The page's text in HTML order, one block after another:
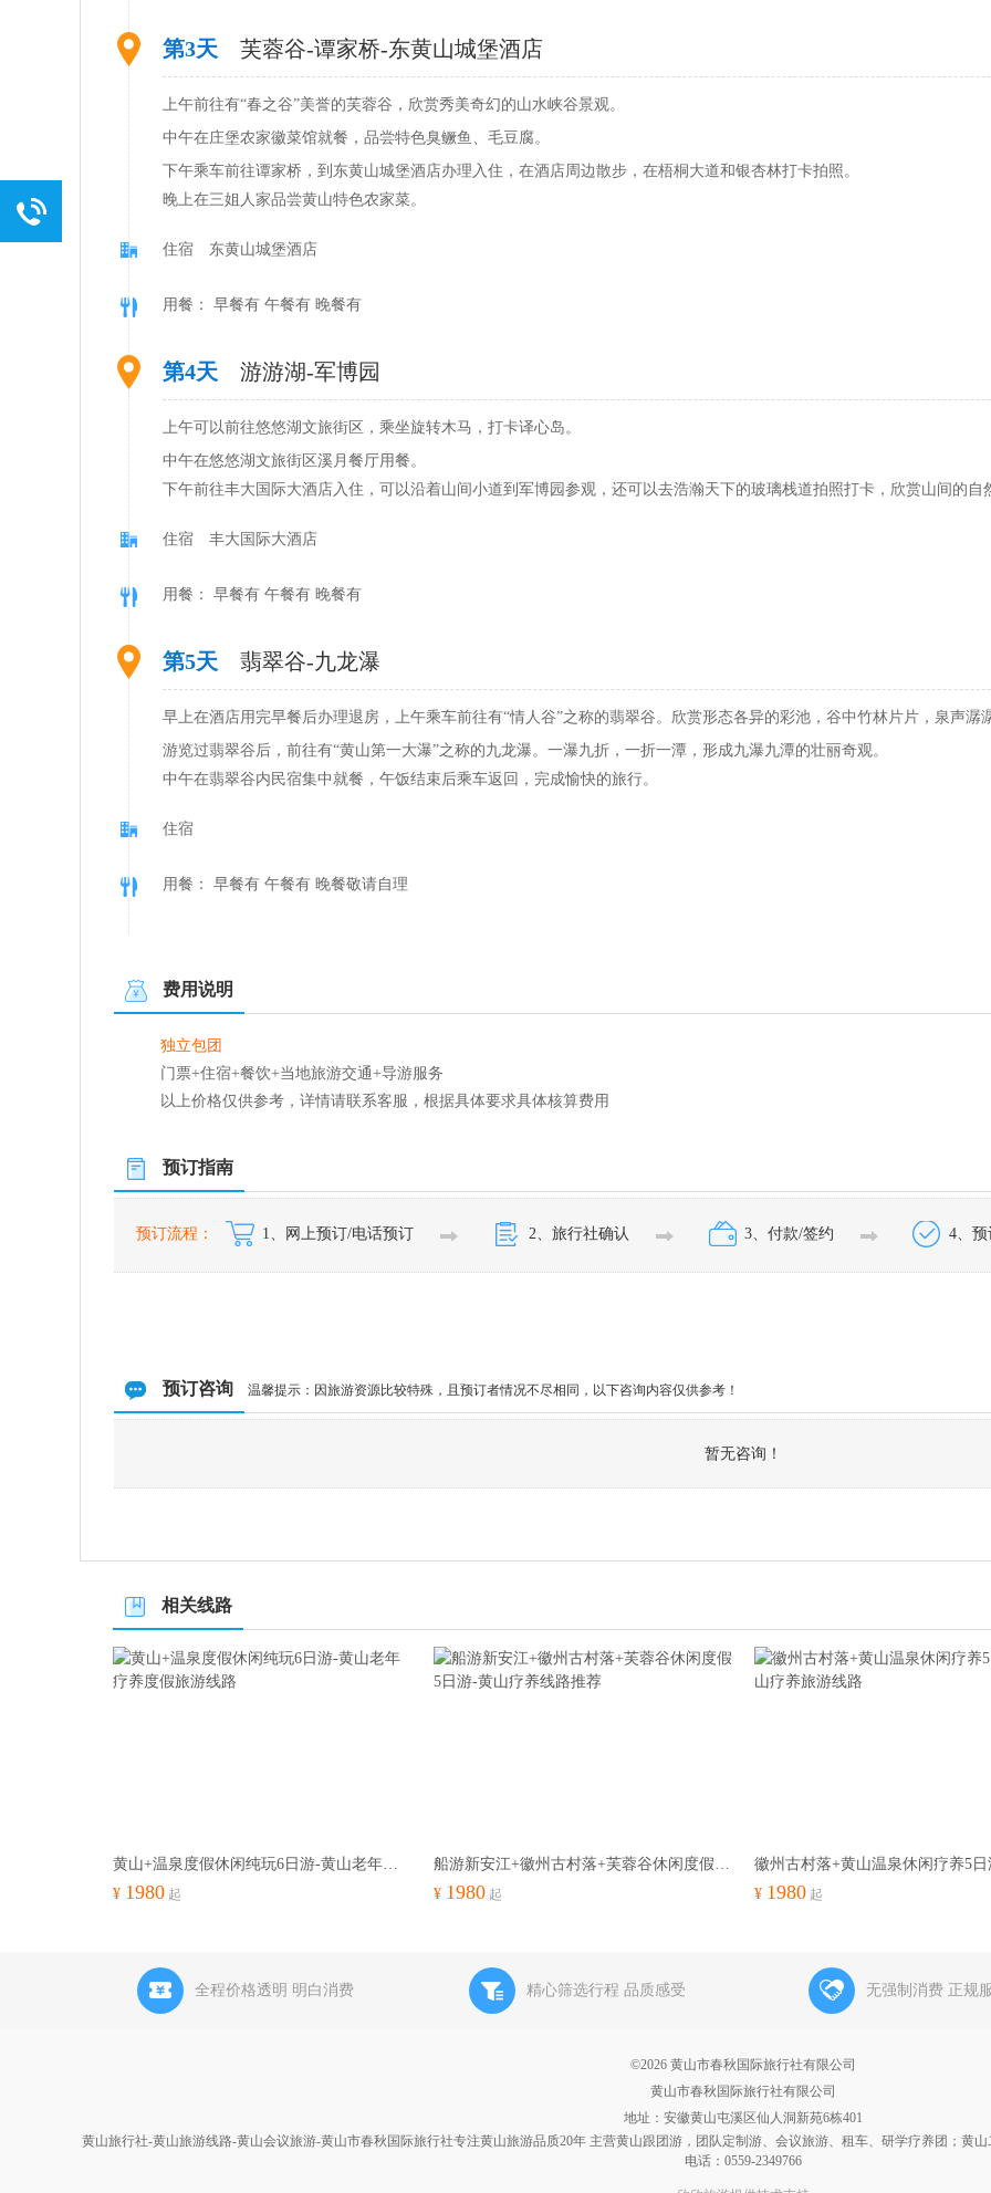
第3天 芙蓉谷-谭家桥-东黄山城堡酒店
上午前往有“春之谷”美誉的芙蓉谷，欣赏秀美奇幻的山水峡谷景观。
中午在庄堡农家徽菜馆就餐，品尝特色臭鳜鱼、毛豆腐。
下午乘车前往谭家桥，到东黄山城堡酒店办理入住，在酒店周边散步，在梧桐大道和银杏林打卡拍照。
晚上在三姐人家品尝黄山特色农家菜。
住宿 东黄山城堡酒店
用餐： 早餐有 午餐有 晚餐有
第4天 游游湖-军博园
上午可以前往悠悠湖文旅街区，乘坐旋转木马，打卡译心岛。
中午在悠悠湖文旅街区溪月餐厅用餐。
下午前往丰大国际大酒店入住，可以沿着山间小道到军博园参观，还可以去浩瀚天下的玻璃栈道拍照打卡，欣赏山间的自
住宿 丰大国际大酒店
用餐： 早餐有 午餐有 晚餐有
第5天 翡翠谷-九龙瀑
早上在酒店用完早餐后办理退房，上午乘车前往有“情人谷”之称的翡翠谷。欣赏形态各异的彩池，谷中竹林片片，泉声潺
游览过翡翠谷后，前往有“黄山第一大瀑”之称的九龙瀑。一瀑九折，一折一潭，形成九瀑九潭的壮丽奇观。
中午在翡翠谷内民宿集中就餐，午饭结束后乘车返回，完成愉快的旅行。
住宿
用餐： 早餐有 午餐有 晚餐敬请自理
费用说明
独立包团
门票+住宿+餐饮+当地旅游交通+导游服务
以上价格仅供参考，详情请联系客服，根据具体要求具体核算费用
预订指南
预订流程： 1、网上预订/电话预订 2、旅行社确认 3、付款/签约 4、
预订咨询 温馨提示：因旅游资源比较特殊，且预订者情况不尽相同，以下咨询内容仅供参考！
暂无咨询！
相关线路
黄山+温泉度假休闲纯玩6日游-黄山老年疗养度假旅游线路
¥ 1980 起
船游新安江+徽州古村落+芙蓉谷休闲度假5日游-黄山疗养线路推荐
¥ 1980 起 ¥ 1980 起
全程价格透明 明白消费 精心筛选行程 品质感受 无强制消费 正规
©2026 黄山市春秋国际旅行社有限公司
黄山市春秋国际旅行社有限公司
地址：安徽黄山屯溪区仙人洞新苑6栋401
黄山旅行社-黄山旅游线路-黄山会议旅游-黄山市春秋国际旅行社专注黄山旅游品质20年 主营黄山跟团游，团队定制游、会议旅游、租车、研学疗养团；黄
电话：0559-2349766